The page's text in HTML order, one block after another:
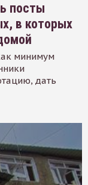
посты
в которых
минимум
дать